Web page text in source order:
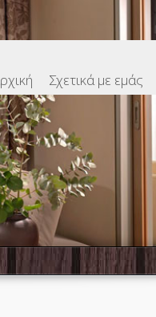
Σχετικά με εμάς